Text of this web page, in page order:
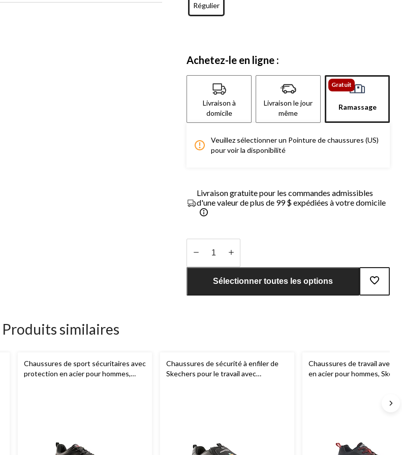
Régulier
Achetez-le en ligne :
Livraison à
domicile
Livraison le jour
même
Gratuit
Ramassage
Veuillez sélectionner un Pointure de chaussures (US)
pour voir la disponibilité
Livraison gratuite pour les commandes admissibles
d'une valeur de plus de 99 $ expédiées à votre domicile
Quantité
Sélectionner toutes les options
Produits similaires
Chaussures de sport sécuritaires avec
protection en acier pour hommes,
Chaussures de sécurité à enfiler de
Skechers pour le travail avec
Chaussures de travail avec
en acier pour hommes,